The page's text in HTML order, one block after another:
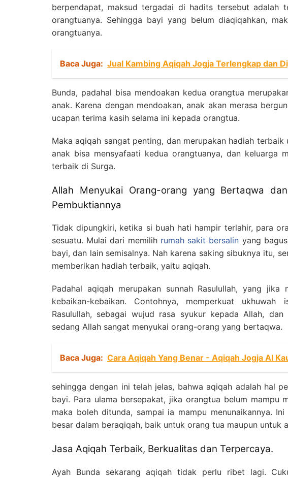
berpendapat, maksud tergadai di hadits tersebut adalah
orangtuanya. Sehingga bayi yang belum diaqiqahkan,
orangtuanya.
Baca Juga: Jual Kambing Aqiqah Jogja Terlengkap dan
Bunda, padahal bisa mendoakan kedua orangtua
anak. Karena dengan mendoakan, anak akan merasa
ucapan terima kasih selama ini kepada orangtua.
Maka aqiqah sangat penting, dan merupakan hadiah terbaik
anak bisa mensyafaati kedua orangtuanya, dan keluarga
terbaik di Surga.
Allah Menyukai Orang-orang yang Bertaqwa
Pembuktiannya
Tidak dipungkiri, ketika si buah hati hampir terlahir, para
sesuatu. Mulai dari memilih rumah sakit bersalin yang
bayi, dan lain semisalnya. Nah karena saking sibuknya itu,
memberikan hadiah terbaik, yaitu aqiqah.
Padahal aqiqah merupakan sunnah Rasulullah, yang jika
kebaikan-kebaikan. Contohnya, memperkuat ukhuwah
Rasulullah, sebagai wujud rasa syukur kepada Allah,
sedang Allah sangat menyukai orang-orang yang bertaqwa.
Baca Juga: Cara Aqiqah Yang Benar - Aqiqah Jogja Al
sehingga dengan ini telah jelas, bahwa aqiqah adalah hal
bayi. Para ulama bersepakat, jika orangtua belum mampu
maka boleh ditunda, sampai ia mampu menunaikannya.
besar dalam beraqiqah, baik untuk orang tua maupun untuk
Jasa Aqiqah Terbaik, Berkualitas dan Terpercaya.
Ayah Bunda sekarang aqiqah tidak perlu ribet lagi.